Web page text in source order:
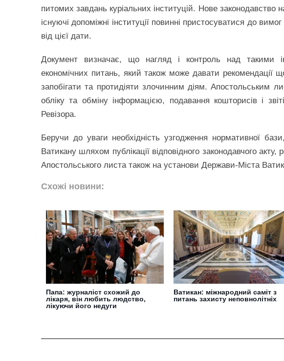
питомих завдань куріальних інституцій. Нове законодавство
існуючі допоміжні інституції повинні пристосуватися до
від цієї дати.
Документ визначає, що нагляд і контроль над такими
економічних питань, який також може давати рекомендації
запобігати та протидіяти злочинним діям. Апостольським
обліку та обміну інформацією, подавання кошторисів і
Ревізора.
Беручи до уваги необхідність узгодження нормативної
Ватикану шляхом публікації відповідного законодавчого
Апостольського листа також на установи Держави-Міста
Схожі новини:
Папа: журналіст схожий до
лікаря, він любить людство,
лікуючи його недуги
Ватикан: міжнародний саміт з
питань захисту неповнолітніх